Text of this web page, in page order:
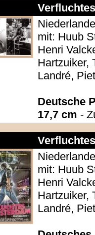
mit: Huub
Henri
Hartzuiker,
Landré,
Deutsche
17,7 cm -
mit: Huub
Henri
Hartzuiker,
Landré,